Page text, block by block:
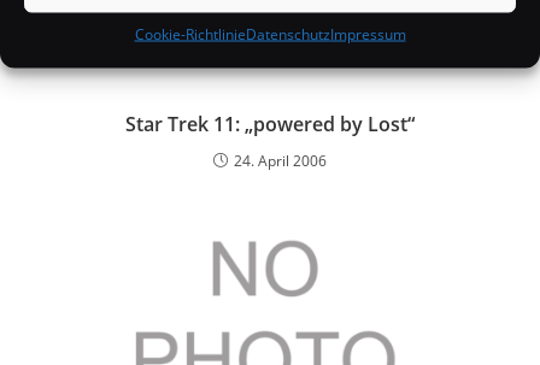
Cookie-RichtlinieDatenschutzImpressum
Star Trek 11: „powered by Lost“
24. April 2006